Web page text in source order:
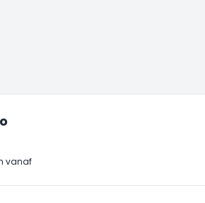
vanaf